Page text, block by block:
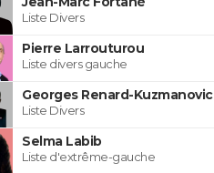
Liste Divers
Pierre Larrouturou
Liste divers gauche
Georges Renard-Kuzmanovic
Liste Divers
Selma Labib
Liste d'extrême-gauche